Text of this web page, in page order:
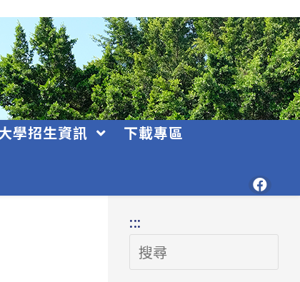
學招生資訊 下載專區
:::
搜
尋